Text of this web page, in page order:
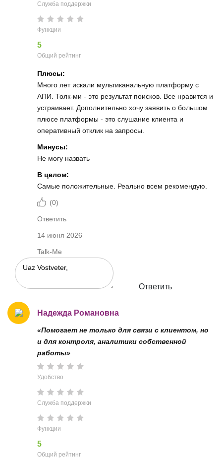
Служба поддержки
Функции
5
Общий рейтинг
Плюсы:
Много лет искали мультиканальную платформу с
АПИ. Толк-ми - это результат поисков. Все нравится и
устраивает. Дополнительно хочу заявить о большом
плюсе платформы - это слушание клиента и
оперативный отклик на запросы.
Минусы:
Не могу назвать
В целом:
Самые положительные. Реально всем рекомендую.
(0)
Ответить
14 июня 2026
Talk-Me
Ответить
Надежда Романовна
«Помогает не только для связи с клиентом, но
и для контроля, аналитики собственной
работы»
Удобство
Служба поддержки
Функции
5
Общий рейтинг